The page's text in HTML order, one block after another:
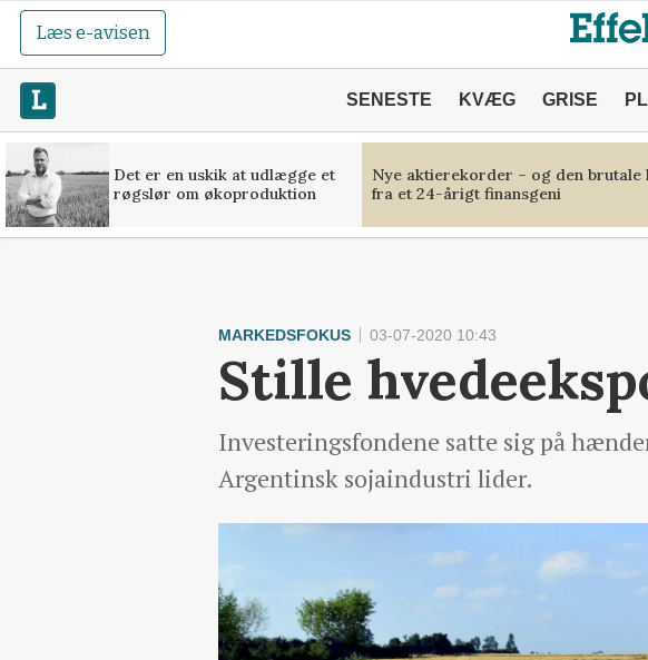
Læs e-avisen
SENESTE KVÆG GRISE
Det er en uskik at udlægge et
røgslør om økoproduktion
Nye aktierekorder – og den brutale
fra et 24-årigt finansgeni
MARKEDSFOKUS 03-07-2020 10:43
Stille
Investeringsfondene satte sig på
Argentinsk sojaindustri lider.